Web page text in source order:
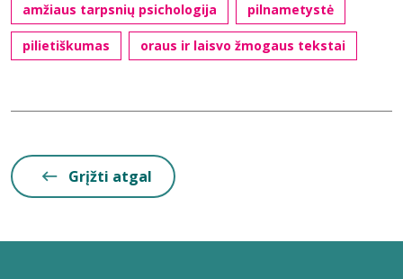
amžiaus tarpsnių psichologija pilnametystė
pilietiškumas oraus ir laisvo žmogaus tekstai
Grįžti atgal